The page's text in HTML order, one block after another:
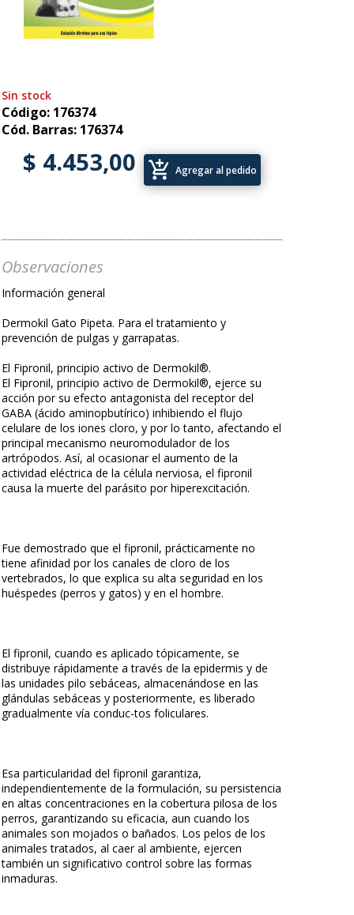
Sin stock
Código: 176374
Cód. Barras: 176374
$ 4.453,00 add_shopping_cart Agregar al pedido
Observaciones
Información general
Dermokil Gato Pipeta. Para el tratamiento y
prevención de pulgas y garrapatas.
El Fipronil, principio activo de Dermokil®.
El Fipronil, principio activo de Dermokil®, ejerce su
acción por su efecto antagonista del receptor del
GABA (ácido aminopbutírico) inhibiendo el flujo
celulare de los iones cloro, y por lo tanto, afectando el
principal mecanismo neuromodulador de los
artrópodos. Así, al ocasionar el aumento de la
actividad eléctrica de la célula nerviosa, el fipronil
causa la muerte del parásito por hiperexcitación.
Fue demostrado que el fipronil, prácticamente no
tiene afinidad por los canales de cloro de los
vertebrados, lo que explica su alta seguridad en los
huéspedes (perros y gatos) y en el hombre.
El fipronil, cuando es aplicado tópicamente, se
distribuye rápidamente a través de la epidermis y de
las unidades pilo sebáceas, almacenándose en las
glándulas sebáceas y posteriormente, es liberado
gradualmente vía conduc-tos foliculares.
Esa particularidad del fipronil garantiza,
independientemente de la formulación, su persistencia
en altas concentraciones en la cobertura pilosa de los
perros, garantizando su eficacia, aun cuando los
animales son mojados o bañados. Los pelos de los
animales tratados, al caer al ambiente, ejercen
también un significativo control sobre las formas
inmaduras.